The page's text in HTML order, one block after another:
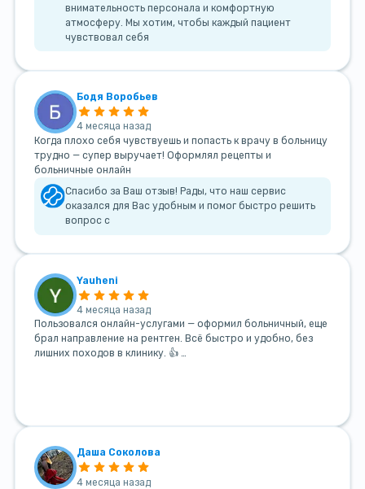
внимательность персонала и комфортную
атмосферу. Мы хотим, чтобы каждый пациент
чувствовал себя
Бодя Воробьев
4 месяца назад
Когда плохо себя чувствуешь и попасть к врачу в больницу
трудно — супер выручает! Оформлял рецепты и
больничные онлайн
Спасибо за Ваш отзыв! Рады, что наш сервис
оказался для Вас удобным и помог быстро решить
вопрос с
Yauheni
4 месяца назад
Пользовался онлайн-услугами — оформил больничный, еще
брал направление на рентген. Всё быстро и удобно, без
лишних походов в клинику. 👍 …
Даша Соколова
4 месяца назад